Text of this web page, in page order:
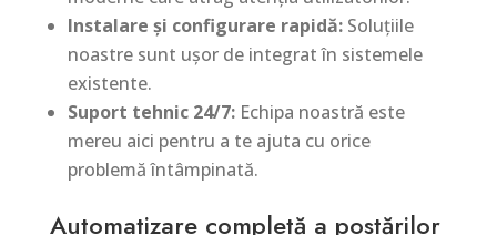
Instalare și configurare rapidă:Soluțiile
noastre sunt ușor de integrat în sistemele
existente.
Suport tehnic 24/7:Echipa noastră este
mereu aici pentru a te ajuta cu orice
problemă întâmpinată.
Automatizare completă a postărilor